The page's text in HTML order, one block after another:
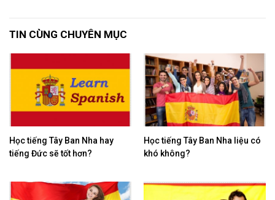
TIN CÙNG CHUYÊN MỤC
Học tiếng Tây Ban Nha hay
tiếng Đức sẽ tốt hơn?
Học tiếng Tây Ban Nha liệu có
khó không?